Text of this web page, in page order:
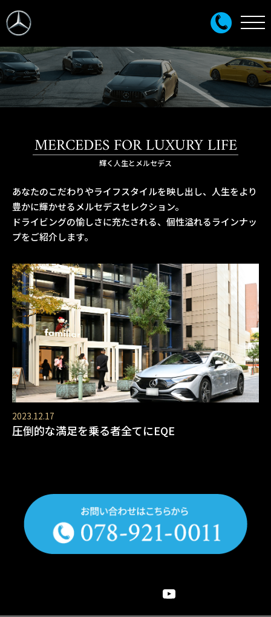
MERCEDES FOR LUXURY LIFE
輝く人生とメルセデス
あなたのこだわりやライフスタイルを映し出し、人生をより
豊かに輝かせるメルセデスセレクション。
ドライビングの愉しさに充たされる、個性溢れるラインナッ
プをご紹介します。
2023.12.17
圧倒的な満足を乗る者全てにEQE